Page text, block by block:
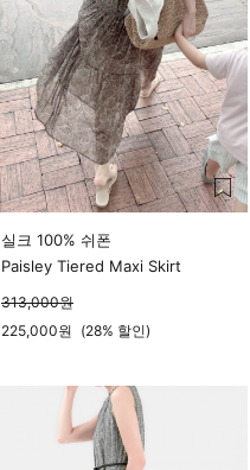
실크 100% 쉬폰
Paisley Tiered Maxi Skirt
313,000원
225,000원 (28% 할인)